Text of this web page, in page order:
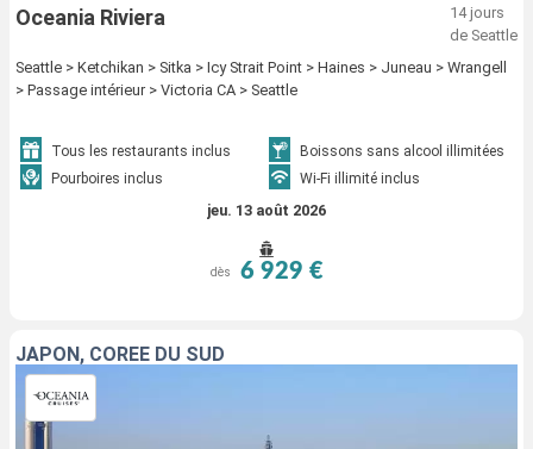
Oceania Riviera
14 jours
de Seattle
Seattle > Ketchikan > Sitka > Icy Strait Point > Haines > Juneau > Wrangell
> Passage intérieur > Victoria CA > Seattle
Tous les restaurants inclus
Boissons sans alcool illimitées
Pourboires inclus
Wi-Fi illimité inclus
jeu. 13 août 2026
dès 6 929 €
JAPON, CORÉE DU SUD